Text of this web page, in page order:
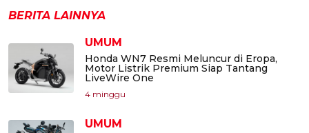
BERITA LAINNYA
UMUM
Honda WN7 Resmi Meluncur di Eropa,
Motor Listrik Premium Siap Tantang
LiveWire One
4 minggu
UMUM